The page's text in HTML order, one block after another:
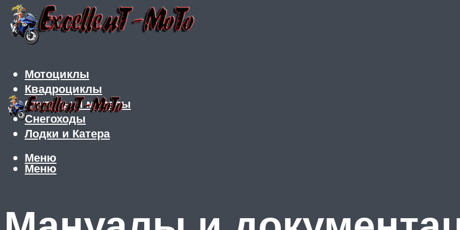
Мотоциклы
Квадроциклы
Скутеры и мопеды
Снегоходы
Лодки и Катера
Меню
Меню